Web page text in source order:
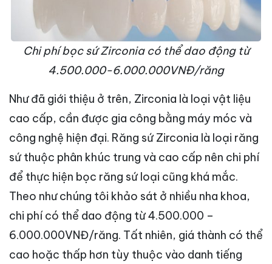
Chi phí bọc sứ Zirconia có thể dao động từ
4.500.000-6.000.000VNĐ/răng
Như đã giới thiệu ở trên, Zirconia là loại vật liệu
cao cấp, cần được gia công bằng máy móc và
công nghệ hiện đại. Răng sứ Zirconia là loại răng
sứ thuộc phân khúc trung và cao cấp nên chi phí
để thực hiện bọc răng sứ loại cũng khá mắc.
Theo như chúng tôi khảo sát ở nhiều nha khoa,
chi phí có thể dao động từ 4.500.000 –
6.000.000VNĐ/răng. Tất nhiên, giá thành có thể
cao hoặc thấp hơn tùy thuộc vào danh tiếng